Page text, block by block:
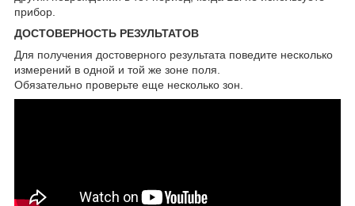
прибор.
ДОСТОВЕРНОСТЬ РЕЗУЛЬТАТОВ
Для получения достоверного результата поведите несколько
измерений в одной и той же зоне поля.
Обязательно проверьте еще несколько зон.